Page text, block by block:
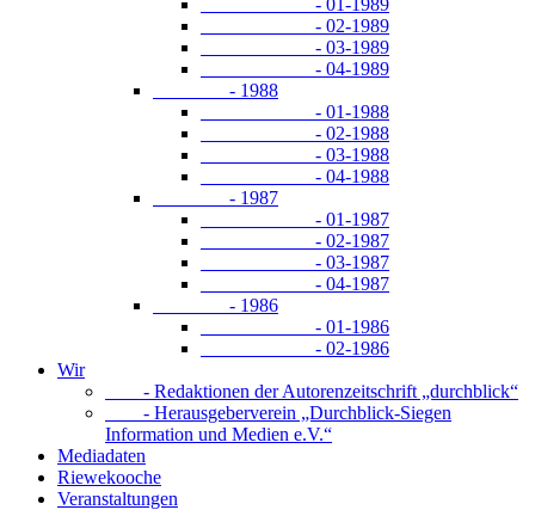
- 01-1989
- 02-1989
- 03-1989
- 04-1989
- 1988
- 01-1988
- 02-1988
- 03-1988
- 04-1988
- 1987
- 01-1987
- 02-1987
- 03-1987
- 04-1987
- 1986
- 01-1986
- 02-1986
Wir
- Redaktionen der Autorenzeitschrift „durchblick“
- Herausgeberverein „Durchblick-Siegen
Information und Medien e.V.“
Mediadaten
Riewekooche
Veranstaltungen